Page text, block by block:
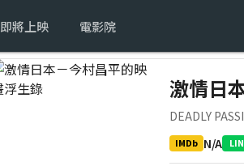
即將上映 電影院
激情日
DEADLY
IMDb N/A